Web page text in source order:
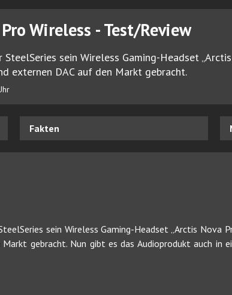
Wireless - Test/Review
sein Wireless Gaming-Headset
externen DAC auf den Markt gebracht.
Fakten
sein Wireless Gaming-Headset „Arctis Nova
gebracht. Nun gibt es das Audioprodukt auch in